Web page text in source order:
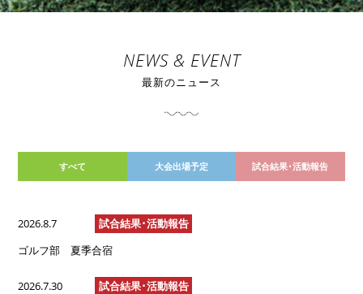
NEWS & EVENT
最新のニュース
すべて 大会出場予定 試合結果･活動報告
2026.8.7
試合結果･活動報告
ゴルフ部 夏季合宿
2026.7.30
試合結果･活動報告